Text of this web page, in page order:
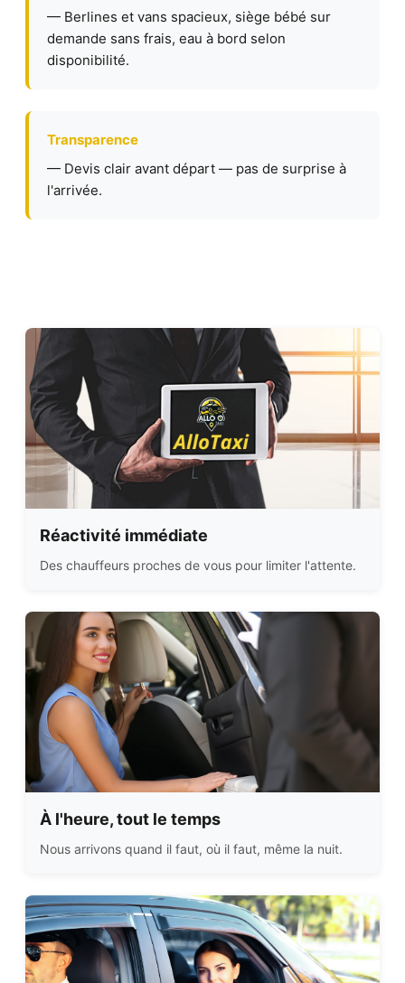
— Berlines et vans spacieux, siège bébé sur
demande sans frais, eau à bord selon
disponibilité.
Transparence
— Devis clair avant départ — pas de surprise à
l'arrivée.
Réactivité immédiate
Des chauffeurs proches de vous pour limiter l'attente.
À l'heure, tout le temps
Nous arrivons quand il faut, où il faut, même la nuit.